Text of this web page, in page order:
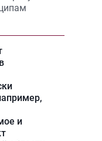
и